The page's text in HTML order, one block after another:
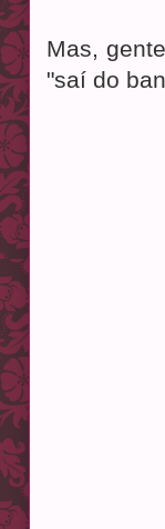
Mas,
"saí do